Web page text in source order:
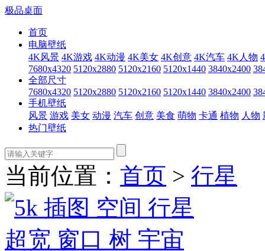
极品桌面
首页
电脑壁纸
4K风景 4K游戏 4K动漫 4K美女 4K创意 4K汽车 4K人物
7680x4320 5120x2880 5120x2160 5120x1440 3840x2400
全部尺寸
7680x4320 5120x2880 5120x2160 5120x1440 3840x2400
手机壁纸
风景 游戏 美女 动漫 汽车 创意 美食 萌物 卡通 植物 人物
热门壁纸
当前位置： 首页 > 行星